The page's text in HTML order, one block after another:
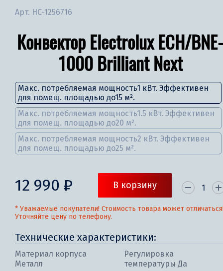
Арт. НС-1256716
Конвектор Electrolux ECH/BNE-
1000 Brilliant Next
Макс. потребляемая мощность1 кВт. Эффективен
для помещ. площадью до15 м².
Макс. потребляемая мощность1.5 кВт. Эффективен
для помещ. площадью до20 м².
Макс. потребляемая мощность2 кВт. Эффективен
для помещ. площадью до25 м².
12 990 ₽ В корзину
* Уважаемые покупатели! Стоимость товара может
Уточняйте цену по телефону.
Технические характеристики:
Материал корпуса
Металл
Регулировка
температуры Да